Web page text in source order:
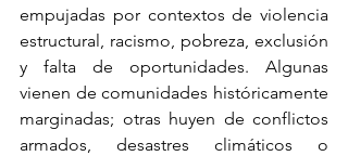
empujadas por contextos de violencia
estructural, racismo, pobreza, exclusión
y falta de oportunidades. Algunas
vienen de comunidades históricamente
marginadas; otras huyen de conflictos
armados, desastres climáticos o